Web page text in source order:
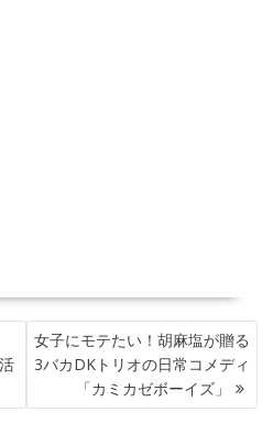
女子にモテたい！胡麻塩が贈る
3バカDKトリオの日常コメディ
「カミカゼボーイズ」